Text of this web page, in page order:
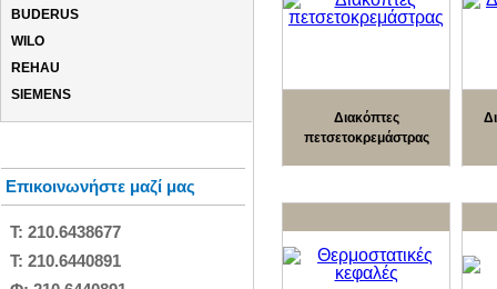
Διακόπτες
πετσετοκρεμάστρας
BUDERUS
WILO
REHAU
SIEMENS
Επικοινωνήστε μαζί μας
Τ: 210.6438677
Τ: 210.6440891